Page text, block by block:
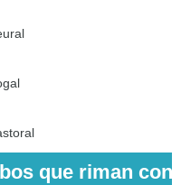
que riman con